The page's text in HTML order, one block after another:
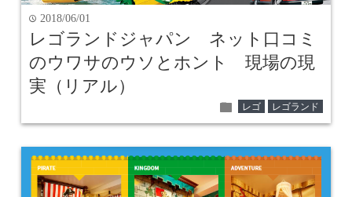
time 2018/06/01
レゴランドジャパン ネット口コミ
のウワサのウソとホント 現場の現
実（リアル）
folder レゴ レゴランド